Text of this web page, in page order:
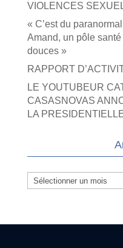
VIOLENCES
« C’est du
Amand, un pôle
douces »
RAPPORT
LE YOUTUBEUR
CASASNOVAS
LA
Archives